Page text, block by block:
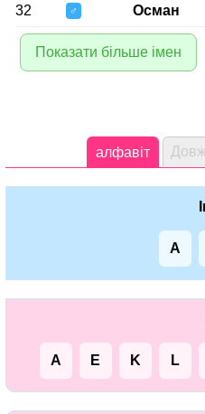
32 ♂ Осман
Показати більше імен
алфавіт
A
A E K L